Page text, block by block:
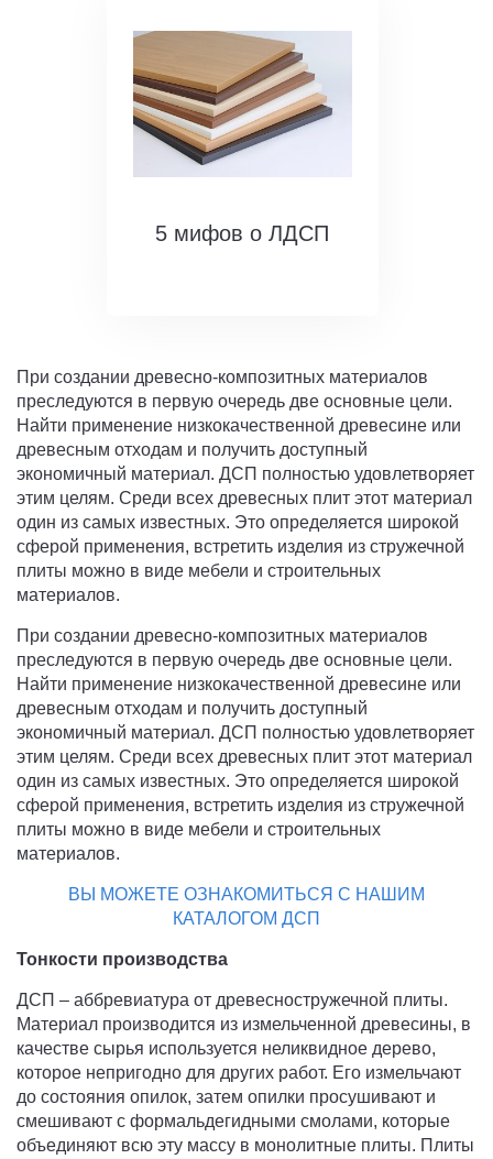
5 мифов о ЛДСП
При создании древесно-композитных материалов
преследуются в первую очередь две основные цели.
Найти применение низкокачественной древесине или
древесным отходам и получить доступный
экономичный материал. ДСП полностью удовлетворяет
этим целям. Среди всех древесных плит этот материал
один из самых известных. Это определяется широкой
сферой применения, встретить изделия из стружечной
плиты можно в виде мебели и строительных
материалов.
При создании древесно-композитных материалов
преследуются в первую очередь две основные цели.
Найти применение низкокачественной древесине или
древесным отходам и получить доступный
экономичный материал. ДСП полностью удовлетворяет
этим целям. Среди всех древесных плит этот материал
один из самых известных. Это определяется широкой
сферой применения, встретить изделия из стружечной
плиты можно в виде мебели и строительных
материалов.
ВЫ МОЖЕТЕ ОЗНАКОМИТЬСЯ С НАШИМ
КАТАЛОГОМ ДСП
Тонкости производства
ДСП – аббревиатура от древесностружечной плиты.
Материал производится из измельченной древесины, в
качестве сырья используется неликвидное дерево,
которое непригодно для других работ. Его измельчают
до состояния опилок, затем опилки просушивают и
смешивают с формальдегидными смолами, которые
объединяют всю эту массу в монолитные плиты. Плиты